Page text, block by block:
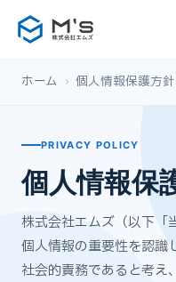
ホーム › 個人情報保護方針
PRIVACY POLICY
個人情報保
株式会社エムズ（以下「
個人情報の重要性を認識
社会的責務であると考え